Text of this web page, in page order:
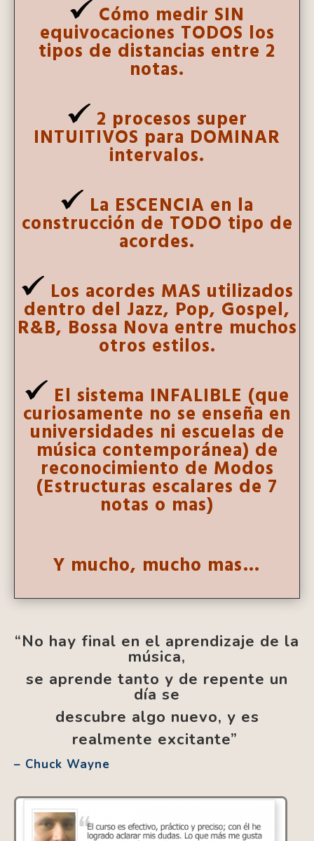
Cómo medir SIN
equivocaciones TODOS los
tipos de distancias entre 2
notas.
2 procesos super
INTUITIVOS para DOMINAR
intervalos.
La ESCENCIA en la
construcción de TODO tipo de
acordes.
Los acordes MAS utilizados
dentro del Jazz, Pop, Gospel,
R&B, Bossa Nova entre muchos
otros estilos.
El sistema INFALIBLE (que
curiosamente no se enseña en
universidades ni escuelas de
música contemporánea) de
reconocimiento de Modos
(Estructuras escalares de 7
notas o mas)
Y mucho, mucho mas…
“No hay final en el aprendizaje de la
música,
se aprende tanto y de repente un
día se
descubre algo nuevo, y es
realmente excitante”
– Chuck Wayne